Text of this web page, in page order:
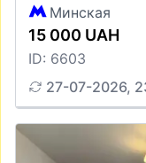
Минская
15 000 UAH
ID: 6603
27-07-2026,